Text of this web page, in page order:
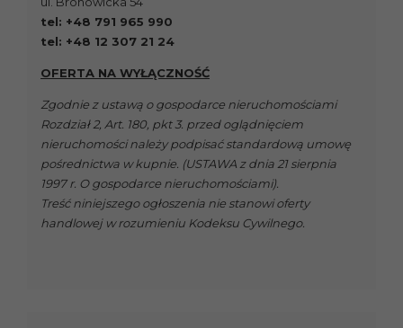
tel: +48 791 965 990
tel: +48 12 307 21 24
OFERTA NA WYŁĄCZNOŚĆ
Zgodnie z ustawą o gospodarce nieruchomościami
Rozdział 2, Art. 180, pkt 3. przed oglądnięciem
nieruchomości należy podpisać standardową umowę
pośrednictwa w kupnie. (USTAWA z dnia 21 sierpnia
1997 r. O gospodarce nieruchomościami).
Treść niniejszego ogłoszenia nie stanowi oferty
handlowej w rozumieniu Kodeksu Cywilnego.